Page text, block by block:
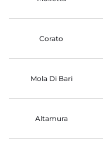
Corato
Mola Di Bari
Altamura